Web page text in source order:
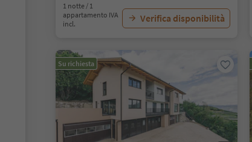
1 notte / 1
appartamento IVA
incl.
Verifica disponibilità
Su richiesta